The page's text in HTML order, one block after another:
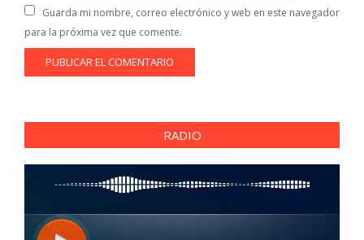
Guarda mi nombre, correo electrónico y web en este navegador
para la próxima vez que comente.
RADIO